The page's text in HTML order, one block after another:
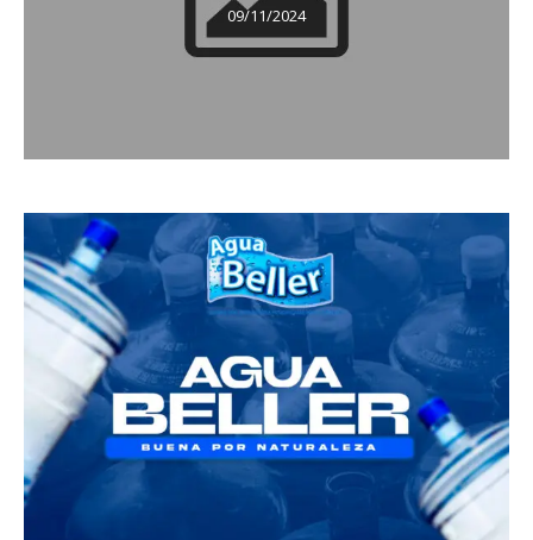
09/11/2024